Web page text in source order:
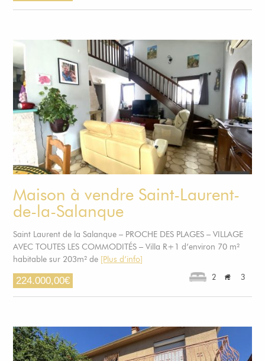
Maison à vendre Saint-Laurent-
de-la-Salanque
Saint Laurent de la Salanque – PROCHE DES PLAGES – VILLAGE
AVEC TOUTES LES COMMODITÉS – Villa R+1 d’environ 70 m²
habitable sur 203m² de [Plus d’info]
2 3
224.000,00€